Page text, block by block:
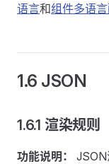
语言和组件多语
1.6 JSON
1.6.1 渲染规则
功能说明：